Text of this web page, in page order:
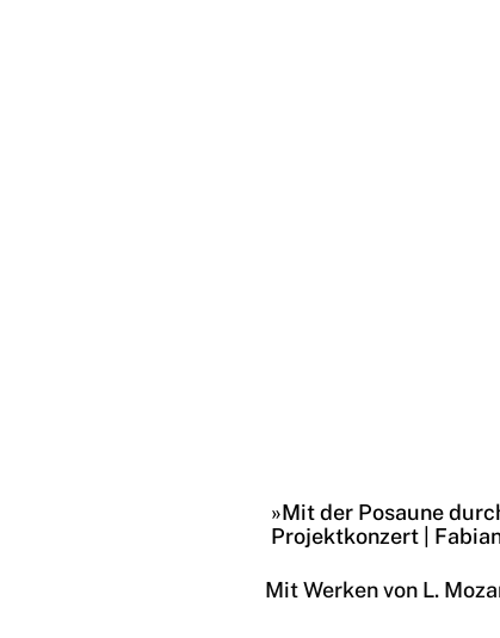
»Mit der Posaune
Projektkonzert |
Mit Werken von L.